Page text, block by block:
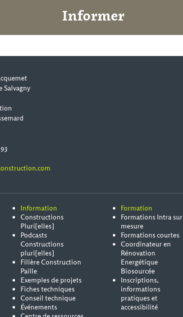
Informer
Salvagny
Information
Constructions
Pluri[elles]
Podcasts
Constructions
pluri[elles]
Filière Construction
Paille
Exemples de projets
Fiches techniques
Conseil technique
Événements
Formation
Formations Intra sur
mesure
Formations courtes
Coordinateur en
Rénovation
Energétique
Biosourcée
Inscriptions,
informations
pratiques et
accessibilité